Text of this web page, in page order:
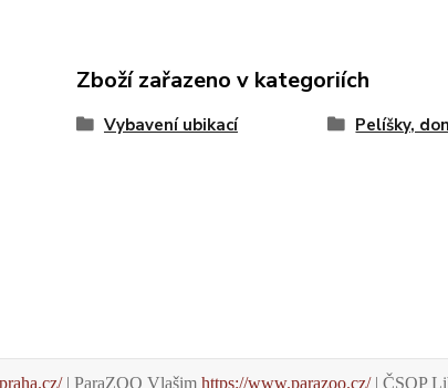
Zboží zařazeno v kategoriích
Vybavení ubikací Pelíšky,
| ParaZOO Vlašim https://www.parazoo.cz/| ČSOP